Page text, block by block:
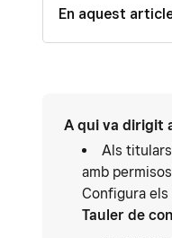
En aquest
A qui va dirigit
Als
amb
Configura els
Tauler de